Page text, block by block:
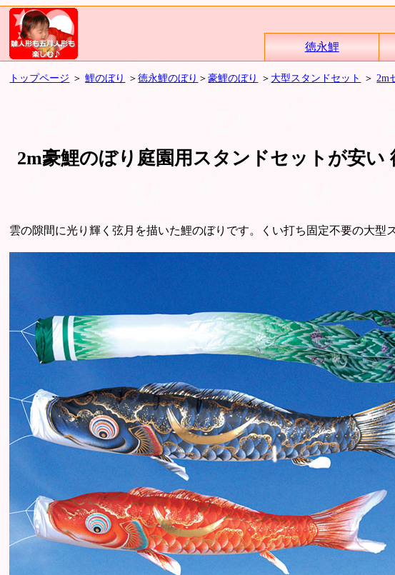
徳永鯉
トップページ ＞鯉のぼり ＞徳永鯉のぼり ＞豪鯉のぼり ＞ 大型スタンドセット ＞2m
2m豪鯉のぼり庭園用スタンドセットが安い
雲の隙間に光り輝く弦月を描いた鯉のぼりです。くい打ち固定不要の大型